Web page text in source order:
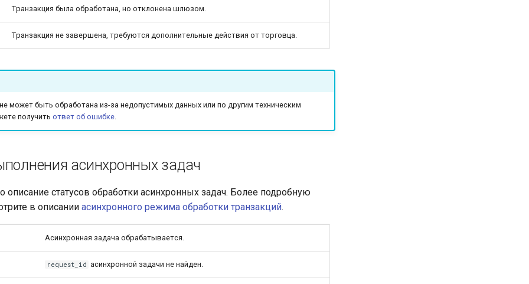
Tранзакция была обработана, но отклонена шлюзом.
Tранзакция не завершена, требуются дополнительные действия от торговца.
может быть обработана из-за недопустимых данных или по другим техническим
получить ответ об ошибке.
асинхронных задач
статусов обработки асинхронных задач. Более подробную
в описании асинхронного режима обработки транзакций.
Асинхронная задача обрабатывается.
request_id асинхронной задачи не найден.